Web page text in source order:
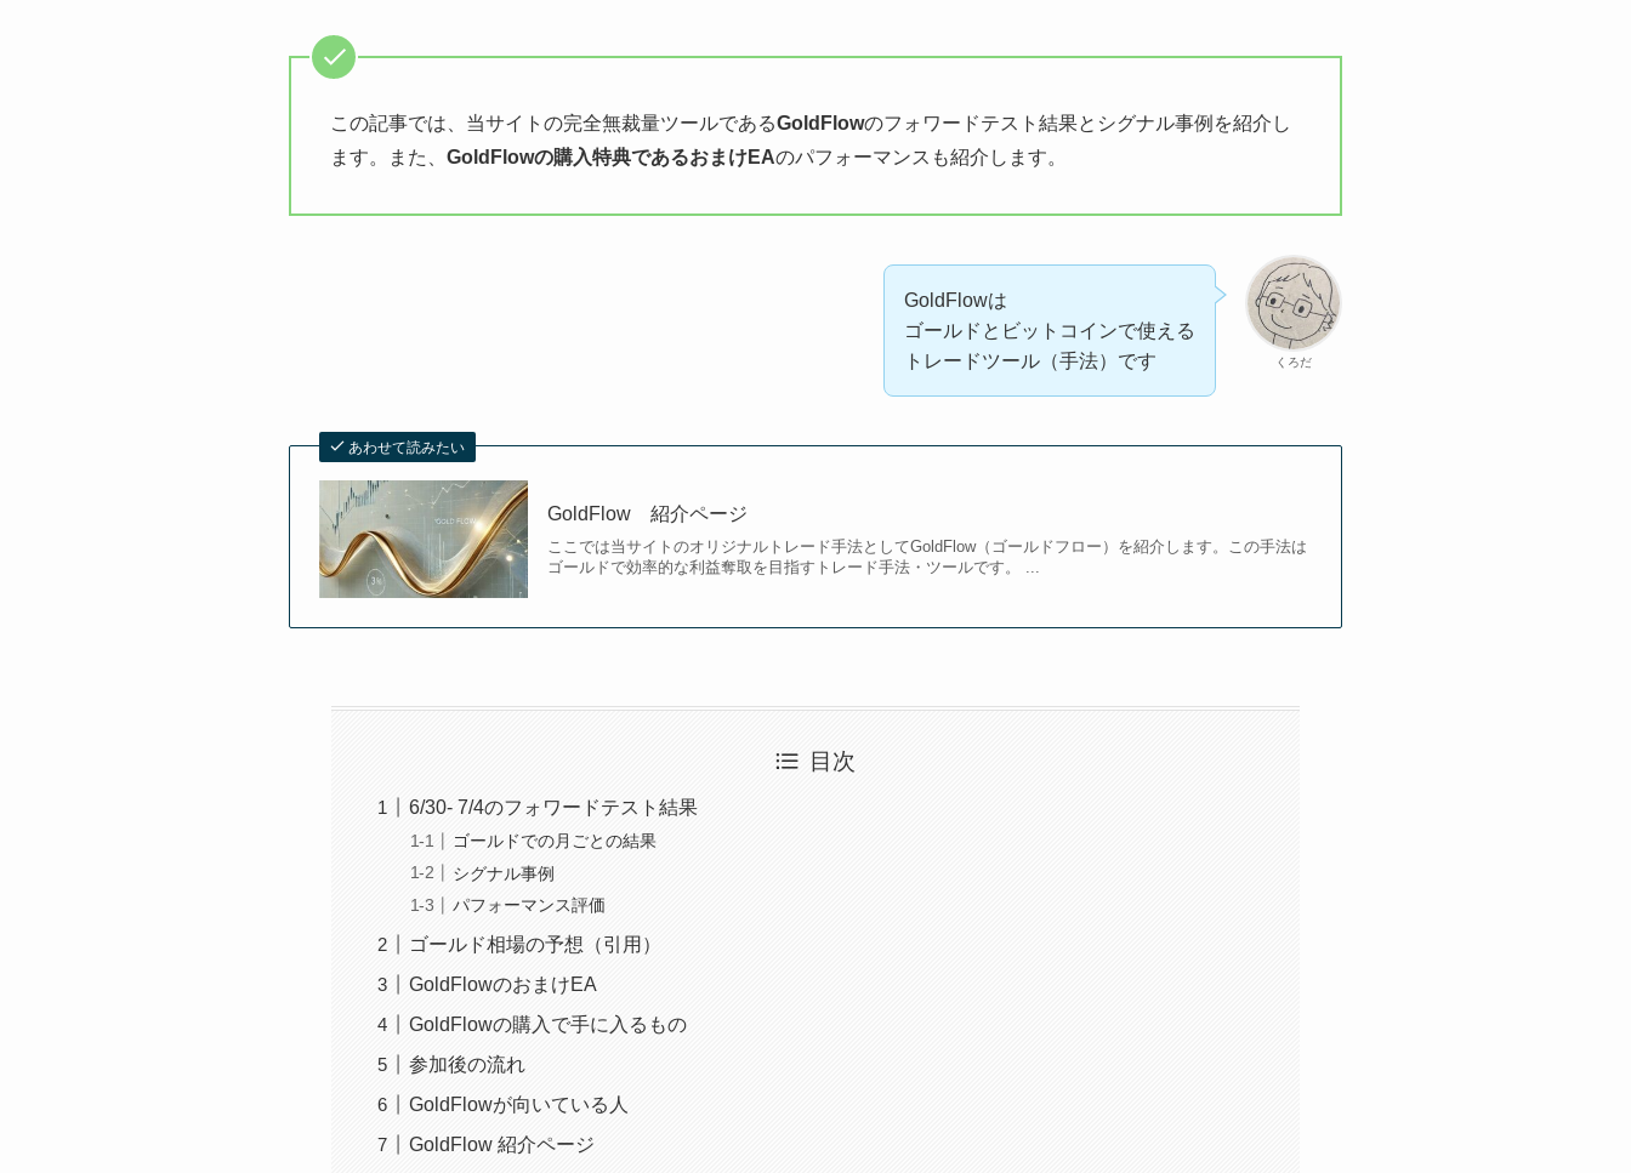
この記事では、当サイトの完全無裁量ツールであるGoldFlowのフォワードテスト結果とシグナル事例を紹介し
ます。また、 GoldFlowの購入特典であるおまけEAのパフォーマンスも紹介します。
くろだ
GoldFlowは
ゴールドとビットコインで使える
トレードツール（手法）です
あわせて読みたい
GoldFlow 紹介ページ
ここでは当サイトのオリジナルトレード手法としてGoldFlow（ゴールドフロー）を紹介します。この手法は
ゴールドで効率的な利益奪取を目指すトレード手法・ツールです。 ...
目次
6/30- 7/4のフォワードテスト結果
ゴールドでの月ごとの結果
シグナル事例
パフォーマンス評価
ゴールド相場の予想（引用）
GoldFlowのおまけEA
GoldFlowの購入で手に入るもの
参加後の流れ
GoldFlowが向いている人
GoldFlow 紹介ページ